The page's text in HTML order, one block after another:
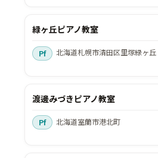
緑ヶ丘ピアノ教室
北海道札幌市清田区里塚緑ヶ丘
渡邊みづきピアノ教室
北海道室蘭市港北町